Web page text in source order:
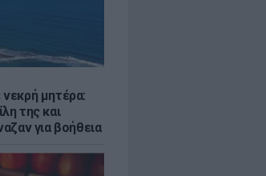
μητέρα:
της και
για βοήθεια